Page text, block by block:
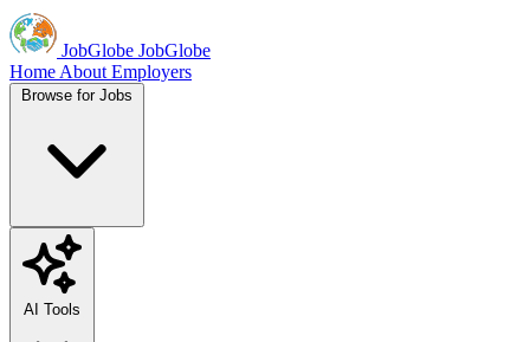
JobGlobe JobGlobe
Home About Employers
Browse for Jobs
AI Tools